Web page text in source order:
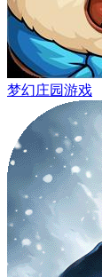
梦幻庄园游戏